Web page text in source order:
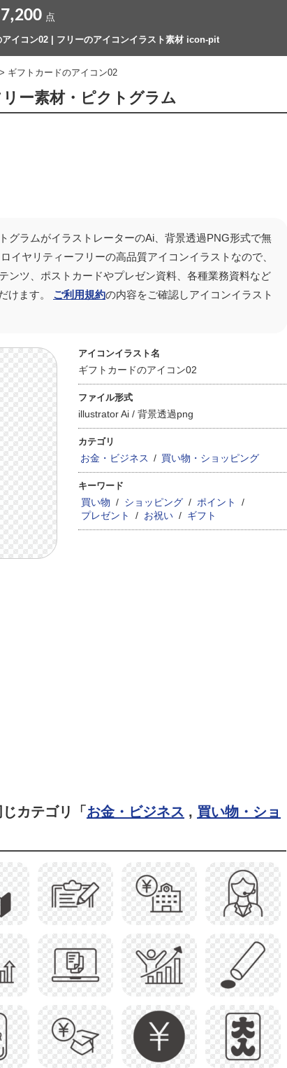
7,200 点
アイコン02 | フリーのアイコンイラスト素材 icon-pit
> ギフトカードのアイコン02
ー素材・ピクトグラム
グラムがイラストレーターのAi、背景透過PNG形式で無
イヤリティーフリーの高品質アイコンイラストなので、
ンツ、ポストカードやプレゼン資料、各種業務資料など
けます。 ご利用規約の内容をご確認しアイコンイラスト
アイコンイラスト名
ギフトカードのアイコン02
ファイル形式
illustrator Ai / 背景透過png
カテゴリ
お金・ビジネス / 買い物・ショッピング
キーワード
買い物 / ショッピング / ポイント
/
プレゼント
/ お祝い / ギフト
カテゴリ「 お金・ビジネス , 買い物・ショ